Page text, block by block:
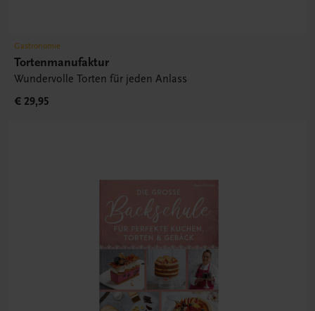
Gastronomie
Tortenmanufaktur
Wundervolle Torten für jeden Anlass
€ 29,95